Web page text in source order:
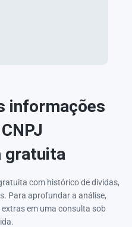
informações
gratuita
com histórico de dívidas,
Para aprofundar a análise,
em uma consulta sob